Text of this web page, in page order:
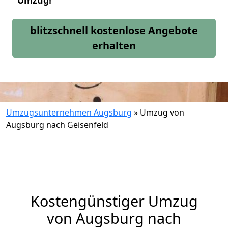
blitzschnell kostenlose Angebote
erhalten
Umzugsunternehmen Augsburg » Umzug von
Augsburg nach Geisenfeld
Kostengünstiger Umzug
von Augsburg nach